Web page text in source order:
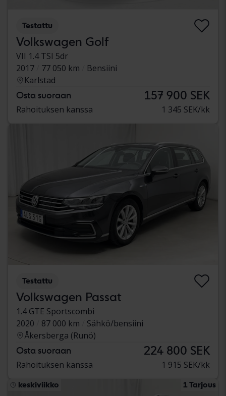
Testattu
Volkswagen Golf
VII 1.4 TSI 5dr
2017
77 050 km
Bensiini
Karlstad
Osta suoraan 157 900 SEK
Rahoituksen kanssa 1 345 SEK/kk
Testattu
Volkswagen Passat
1.4 GTE Sportscombi
2020
87 000 km
Sähkö/bensiini
Åkersberga (Runö)
Osta suoraan 224 800 SEK
Rahoituksen kanssa 1 915 SEK/kk
keskiviikko 1 Tarjous